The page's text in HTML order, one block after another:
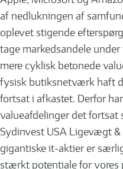
af nedlukningen af
oplevet stigende
tage markedsandele
mere cyklisk betonede
fysisk butiksnetværk haft
fortsat i afkastet. Derfor
valueafdelinger det
Sydinvest USA Ligevægt
gigantiske it-aktier er
stærkt potentiale for vores